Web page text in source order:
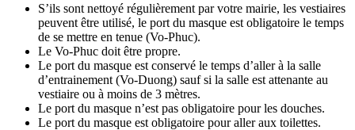
S’ils sont nettoyé régulièrement par votre mairie, les vestiaires
peuvent être utilisé, le port du masque est obligatoire le temps
de se mettre en tenue (Vo-Phuc).
Le Vo-Phuc doit être propre.
Le port du masque est conservé le temps d’aller à la salle
d’entrainement (Vo-Duong) sauf si la salle est attenante au
vestiaire ou à moins de 3 mètres.
Le port du masque n’est pas obligatoire pour les douches.
Le port du masque est obligatoire pour aller aux toilettes.